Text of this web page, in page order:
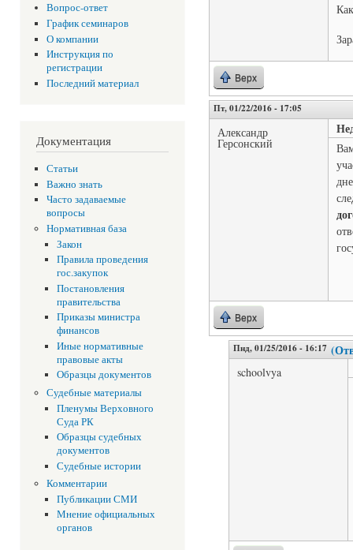
Вопрос-ответ
График семинаров
О компании
Инструкция по
регистрации
Последний материал
Документация
Статьи
Важно знать
Часто задаваемые
вопросы
Нормативная база
Закон
Правила проведения
гос.закупок
Постановления
правительства
Приказы министра
финансов
Иные нормативные
правовые акты
Образцы документов
Судебные материалы
Пленумы Верховного
Суда РК
Образцы судебных
документов
Судебные истории
Комментарии
Публикации СМИ
Мнение официальных
органов
Верх
Пт, 01/22/2016 - 17:05
Александр
Герсонский
Верх
Пнд, 01/25/2016 - 16:17
schoolvya